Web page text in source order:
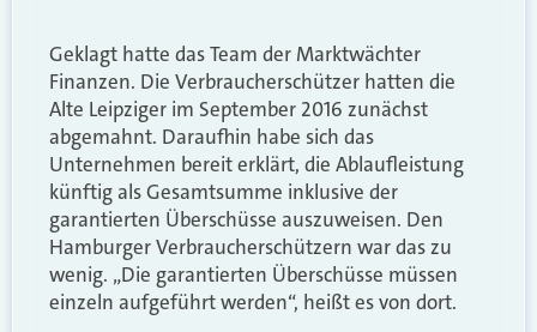
Geklagt hatte das Team der Marktwächter
Finanzen. Die Verbraucherschützer hatten die
Alte Leipziger im September 2016 zunächst
abgemahnt. Daraufhin habe sich das
Unternehmen bereit erklärt, die Ablaufleistung
künftig als Gesamtsumme inklusive der
garantierten Überschüsse auszuweisen. Den
Hamburger Verbraucherschützern war das zu
wenig. „Die garantierten Überschüsse müssen
einzeln aufgeführt werden“, heißt es von dort.